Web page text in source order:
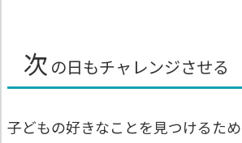
次 の日もチャレンジさせる
子どもの好きなことを見つけるた